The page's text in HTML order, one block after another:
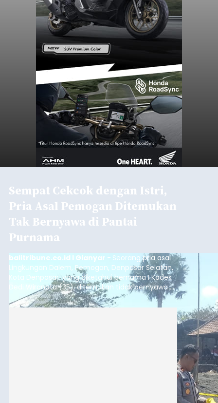
Sempat Cekcok dengan Istri,
Pria Asal Pemogan Ditemukan
Tak Bernyawa di Pantai
Purnama
balitribune.co.id I Gianyar - Seorang pria asal
Lingkungan Dalem, Pemogan, Denpasar Selatan,
Kota Denpasar, yang diketahui bernama I Kadek
Dedi Wiranata (35), ditemukan tidak bernyawa di
pesisir Pantai Purnama, Sukawati.